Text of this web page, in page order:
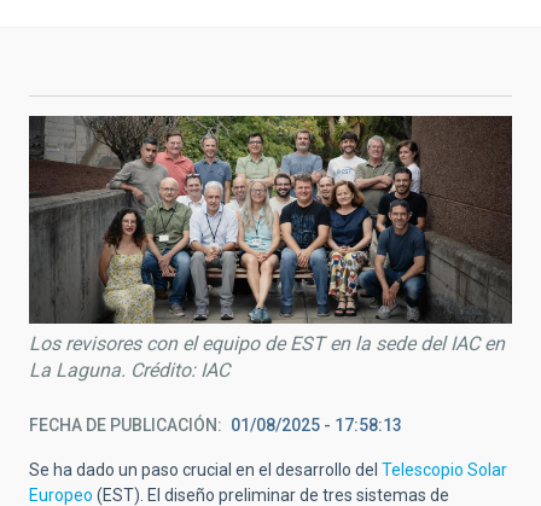
Los revisores con el equipo de EST en la sede del IAC en
La Laguna. Crédito: IAC
FECHA DE PUBLICACIÓN 01/08/2025 - 17:58:13
Se ha dado un paso crucial en el desarrollo del Telescopio Solar
Europeo (EST). El diseño preliminar de tres sistemas de